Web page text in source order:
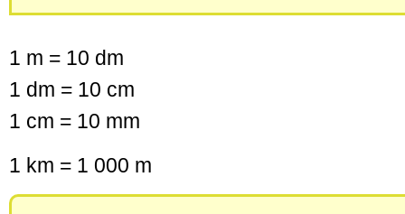
1 m = 10 dm
1 dm = 10 cm
1 cm = 10 mm
1 km = 1 000 m